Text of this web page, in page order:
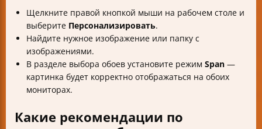
Щелкните правой кнопкой мыши на рабочем столе и
выберите Персонализировать.
Найдите нужное изображение или папку с
изображениями.
В разделе выбора обоев установите режим Span —
картинка будет корректно отображаться на обоих
мониторах.
Какие рекомендации по